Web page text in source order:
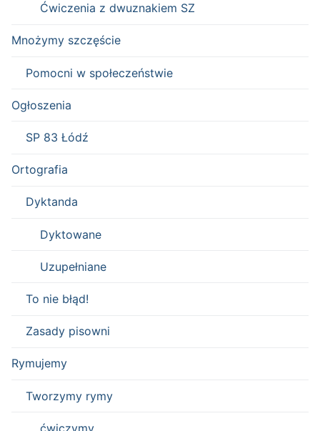
Ćwiczenia z dwuznakiem SZ
Mnożymy szczęście
Pomocni w społeczeństwie
Ogłoszenia
SP 83 Łódź
Ortografia
Dyktanda
Dyktowane
Uzupełniane
To nie błąd!
Zasady pisowni
Rymujemy
Tworzymy rymy
ćwiczymy